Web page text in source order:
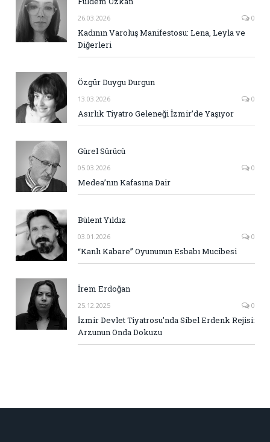
26.03.2026 0
Kadının Varoluş Manifestosu: Lena, Leyla ve
Diğerleri
Özgür Duygu Durgun
13.03.2026 0
Asırlık Tiyatro Geleneği İzmir’de Yaşıyor
Gürel Sürücü
05.03.2026 0
Medea’nın Kafasına Dair
Bülent Yıldız
03.01.2026 0
“Kanlı Kabare” Oyununun Esbabı Mucibesi
İrem Erdoğan
25.12.2025 0
İzmir Devlet Tiyatrosu’nda Sibel Erdenk Rejisi:
Arzunun Onda Dokuzu